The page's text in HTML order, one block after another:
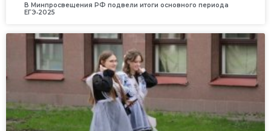
В Минпросвещения РФ подвели итоги основного периода
ЕГЭ‑2025